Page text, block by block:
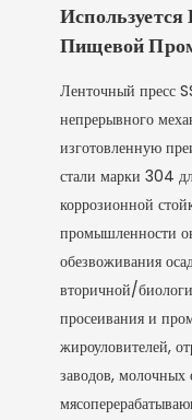
Пищевой
Ленточный пресс
непрерывного
изготовленную
стали марки 304
коррозионной
промышленности
обезвоживания
вторичной/
просеивания и
жироуловителей,
заводов, молочных